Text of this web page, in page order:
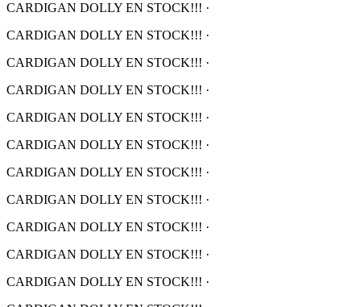
CARDIGAN DOLLY EN STOCK!!! ·
CARDIGAN DOLLY EN STOCK!!! ·
CARDIGAN DOLLY EN STOCK!!! ·
CARDIGAN DOLLY EN STOCK!!! ·
CARDIGAN DOLLY EN STOCK!!! ·
CARDIGAN DOLLY EN STOCK!!! ·
CARDIGAN DOLLY EN STOCK!!! ·
CARDIGAN DOLLY EN STOCK!!! ·
CARDIGAN DOLLY EN STOCK!!! ·
CARDIGAN DOLLY EN STOCK!!! ·
CARDIGAN DOLLY EN STOCK!!! ·